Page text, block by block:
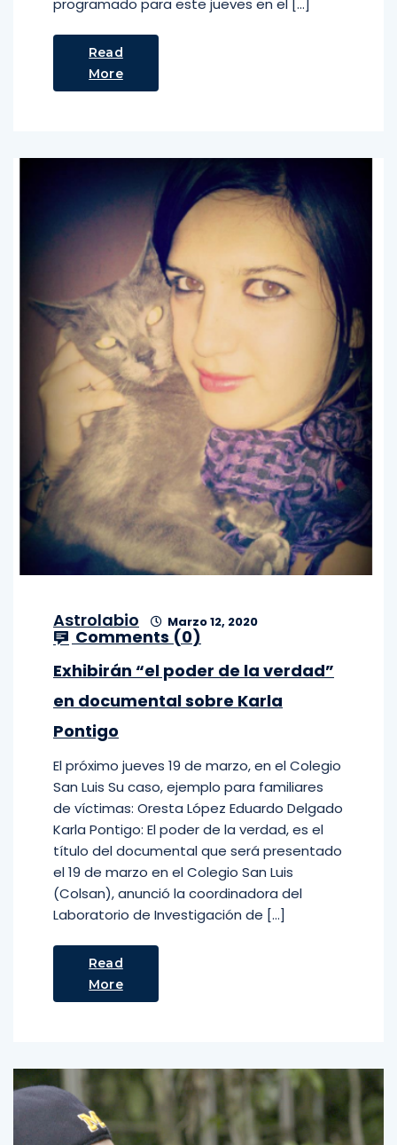
programado para este jueves en el […]
Read
More
Astrolabio Marzo 12, 2020
Comments (0)
Exhibirán “el poder de la verdad”
en documental sobre Karla
Pontigo
El próximo jueves 19 de marzo, en el Colegio
San Luis Su caso, ejemplo para familiares
de víctimas: Oresta López Eduardo Delgado
Karla Pontigo: El poder de la verdad, es el
título del documental que será presentado
el 19 de marzo en el Colegio San Luis
(Colsan), anunció la coordinadora del
Laboratorio de Investigación de […]
Read
More